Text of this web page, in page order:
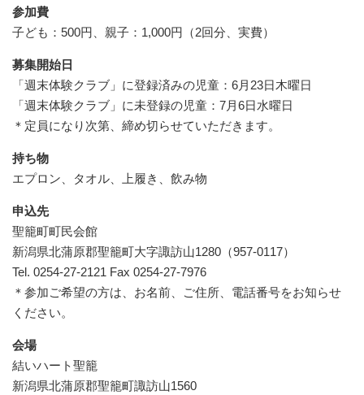
参加費
子ども：500円、親子：1,000円（2回分、実費）
募集開始日
「週末体験クラブ」に登録済みの児童：6月23日木曜日
「週末体験クラブ」に未登録の児童：7月6日水曜日
＊定員になり次第、締め切らせていただきます。
持ち物
エプロン、タオル、上履き、飲み物
申込先
聖籠町町民会館
新潟県北蒲原郡聖籠町大字諏訪山1280（957-0117）
Tel. 0254-27-2121 Fax 0254-27-7976
＊参加ご希望の方は、お名前、ご住所、電話番号をお知らせ
ください。
会場
結いハート聖籠
新潟県北蒲原郡聖籠町諏訪山1560